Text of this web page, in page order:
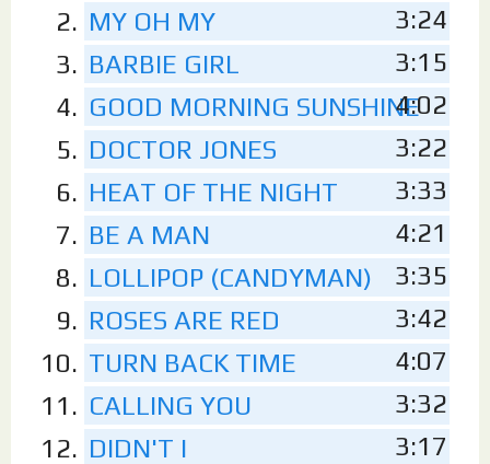
MY OH MY
3:24
BARBIE GIRL
3:15
GOOD MORNING SUNSHINE4:02
DOCTOR JONES
3:22
HEAT OF THE NIGHT
3:33
BE A MAN
4:21
LOLLIPOP (CANDYMAN)
3:35
ROSES ARE RED
3:42
TURN BACK TIME
4:07
CALLING YOU
3:32
DIDN'T I
3:17